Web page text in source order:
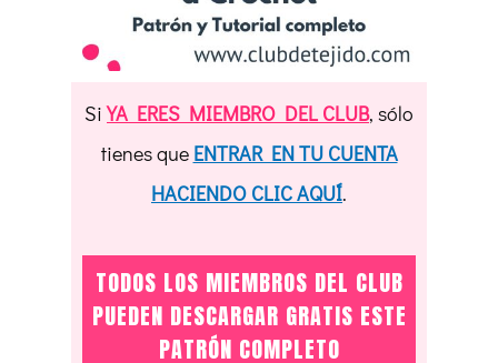
SiYA ERES MIEMBRO DEL CLUB, sólo
tienes que ENTRAR EN TU CUENTA
HACIENDO CLIC AQUÍ.
TODOS LOS MIEMBROS DEL CLUB
PUEDEN DESCARGAR GRATIS ESTE
PATRÓN COMPLETO